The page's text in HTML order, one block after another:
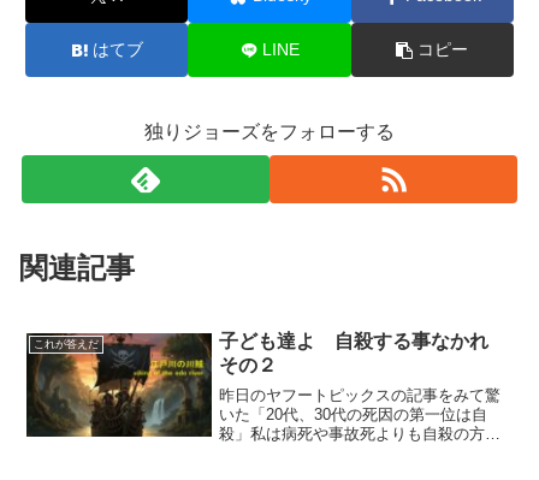
はてブ LINE コピー
独りジョーズをフォローする
関連記事
これが答えだ
子ども達よ 自殺する事なかれ
その２
昨日のヤフートピックスの記事をみて驚
いた「20代、30代の死因の第一位は自
殺」私は病死や事故死よりも自殺の方が